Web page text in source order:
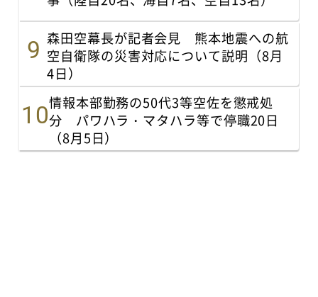
森田空幕長が記者会見 熊本地震への航
空自衛隊の災害対応について説明（8月
4日）
情報本部勤務の50代3等空佐を懲戒処
分 パワハラ・マタハラ等で停職20日
（8月5日）